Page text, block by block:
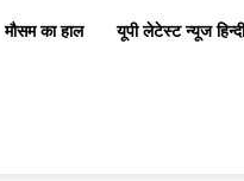
मौसम का हाल यूपी लेटेस्ट न्यूज